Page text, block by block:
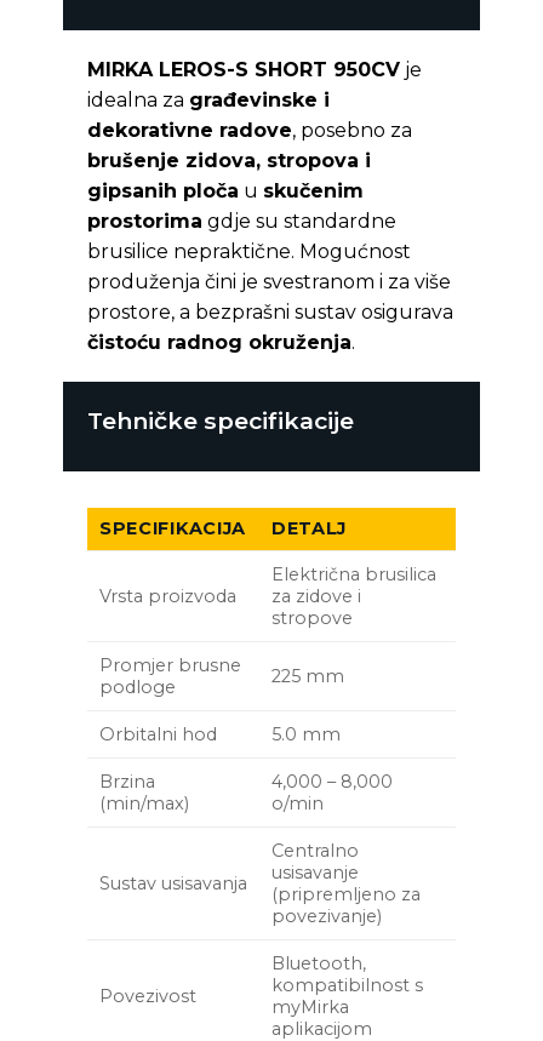
MIRKA LEROS-S SHORT 950CVje
idealna za građevinske i
dekorativne radove, posebno za
brušenje zidova, stropova i
gipsanih ploča u skučenim
prostorima gdje su standardne
brusilice nepraktične. Mogućnost
produženja čini je svestranom i za više
prostore, a bezprašni sustav osigurava
čistoću radnog okruženja.
Tehničke specifikacije
SPECIFIKACIJA DETALJ
Vrsta proizvoda
Električna brusilica
za zidove i
stropove
Promjer brusne
podloge
225 mm
Orbitalni hod 5.0 mm
Brzina
(min/max)
4,000 – 8,000
o/min
Sustav usisavanja
Centralno
usisavanje
(pripremljeno za
povezivanje)
Povezivost
Bluetooth,
kompatibilnost s
myMirka
aplikacijom